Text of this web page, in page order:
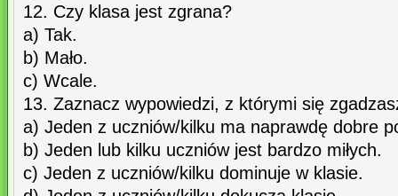
12. Czy klasa jest zgrana?
a) Tak.
b) Mało.
c) Wcale.
13. Zaznacz wypowiedzi, z którymi się
a) Jeden z uczniów/kilku ma naprawdę dobre
b) Jeden lub kilku uczniów jest bardzo miłych.
c) Jeden z uczniów/kilku dominuje w klasie.